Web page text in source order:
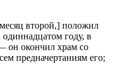
второй,] положил
одиннадцатом году, в
он окончил храм со
предначертаниям его;